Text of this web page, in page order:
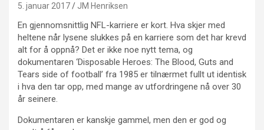
5. januar 2017 JM Henriksen
En gjennomsnittlig NFL-karriere er kort. Hva skjer med
heltene når lysene slukkes på en karriere som det har krevd
alt for å oppnå? Det er ikke noe nytt tema, og
dokumentaren ‘Disposable Heroes: The Blood, Guts and
Tears side of football’ fra 1985 er tilnærmet fullt ut identisk
i hva den tar opp, med mange av utfordringene nå over 30
år seinere.
Dokumentaren er kanskje gammel, men den er god og